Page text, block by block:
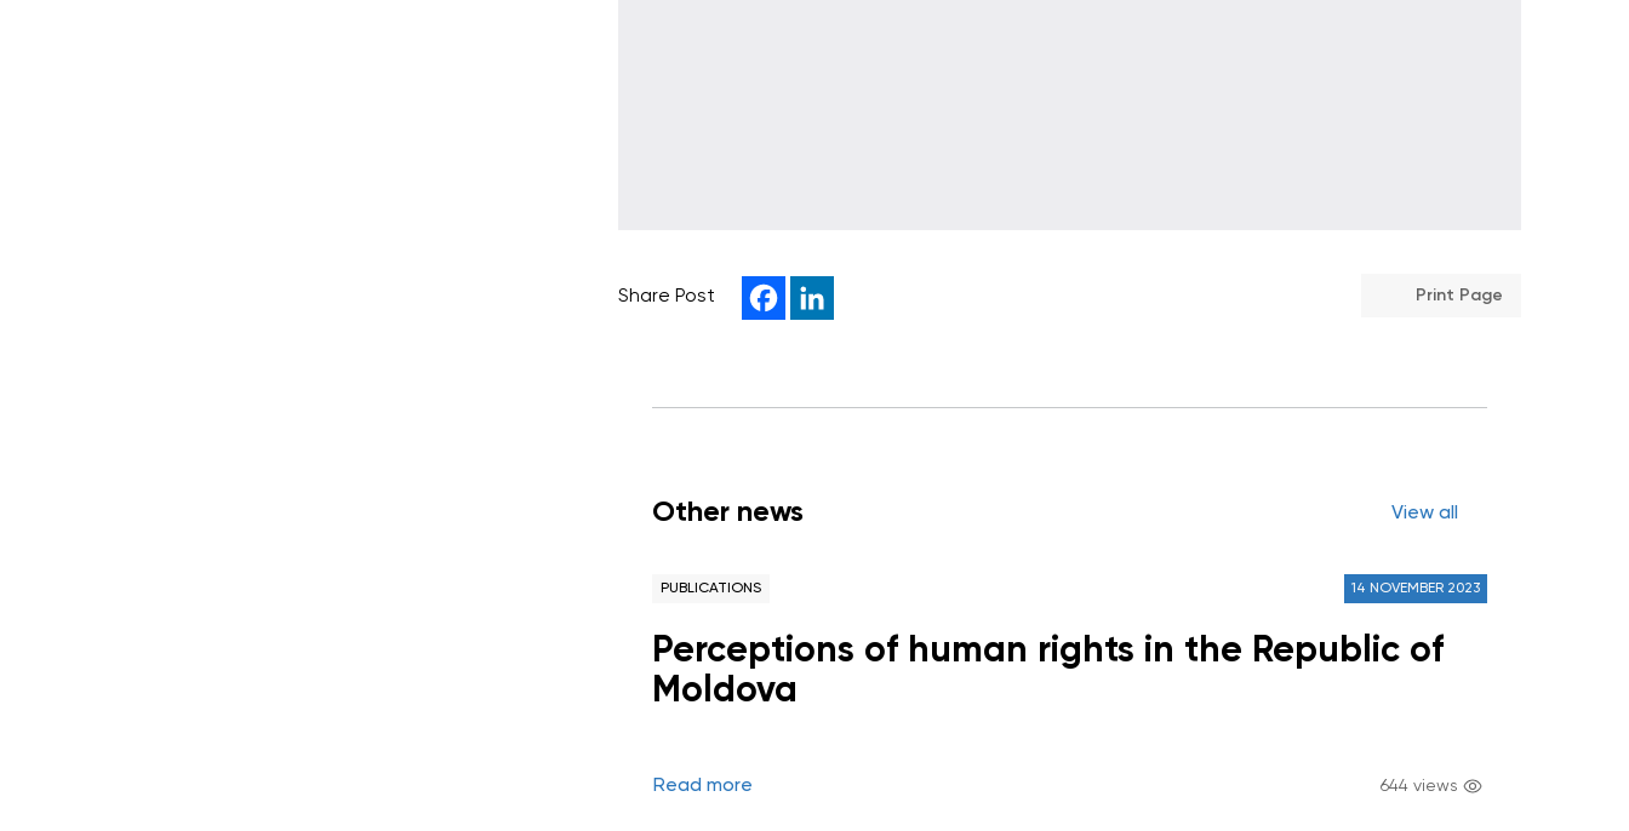
Share Post Print Page
Other news View all
PUBLICATIONS 14 NOVEMBER 2023
Perceptions of human rights in the Republic of
Moldova
Read more 644 views